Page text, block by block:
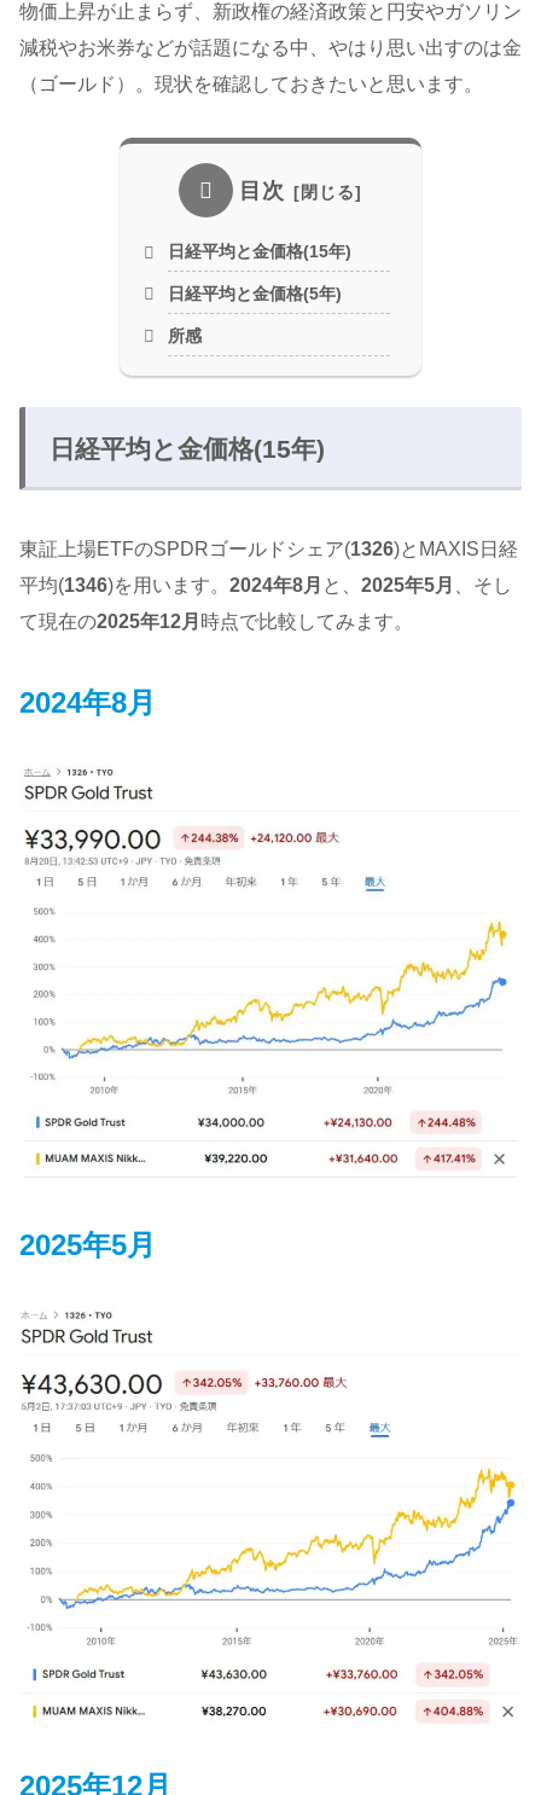
物価上昇が止まらず、新政権の経済政策と円安やガソリン
減税やお米券などが話題になる中、やはり思い出すのは金
（ゴールド）。現状を確認しておきたいと思います。
目次
日経平均と金価格(15年)
日経平均と金価格(5年)
所感
日経平均と金価格(15年)
東証上場ETFのSPDRゴールドシェア(1326)とMAXIS日経
平均(1346)を用います。 2024年8月 と、 2025年5月
、そし
て現在の2025年12月 時点で比較してみます。
2024年8月
2025年5月
2025年12月